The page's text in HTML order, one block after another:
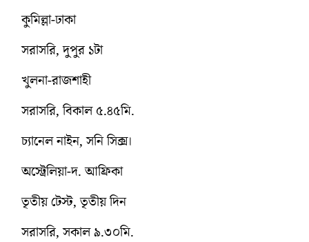
কুমিল্লা-ঢাকা
সরাসরি, দুপুর ১টা
খুলনা-রাজশাহী
সরাসরি, বিকাল ৫.৪৫মি.
চ্যানেল নাইন, সনি সিক্স।
অস্ট্রেলিয়া-দ. আফ্রিকা
তৃতীয় টেস্ট, তৃতীয় দিন
সরাসরি, সকাল ৯.৩০মি.